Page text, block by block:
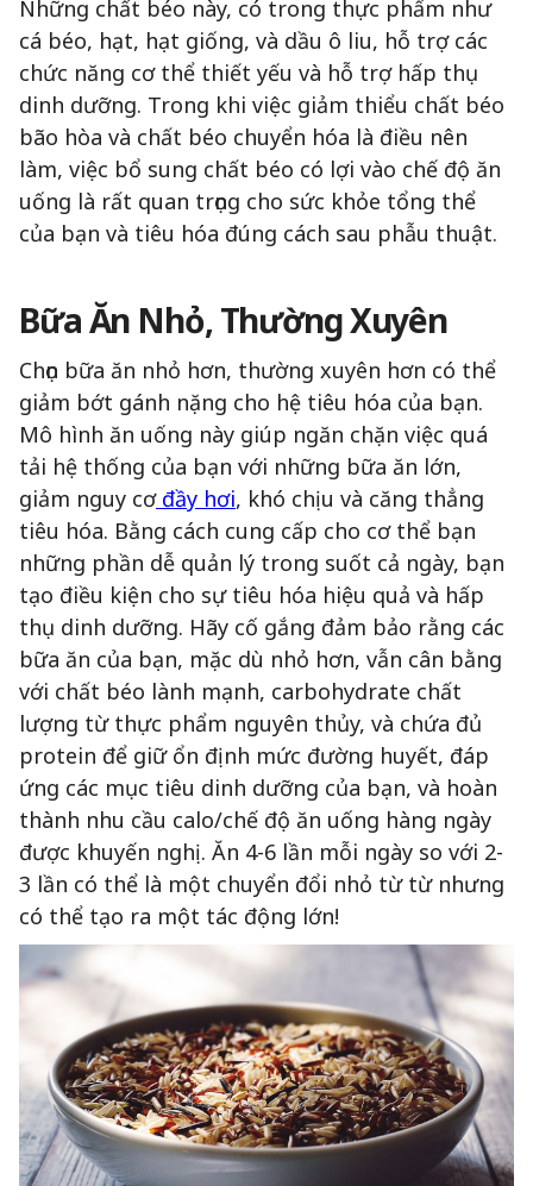
Những chất béo này, có trong thực phẩm như
cá béo, hạt, hạt giống, và dầu ô liu, hỗ trợ các
chức năng cơ thể thiết yếu và hỗ trợ hấp thụ
dinh dưỡng. Trong khi việc giảm thiểu chất béo
bão hòa và chất béo chuyển hóa là điều nên
làm, việc bổ sung chất béo có lợi vào chế độ ăn
uống là rất quan trọng cho sức khỏe tổng thể
của bạn và tiêu hóa đúng cách sau phẫu thuật.
Bữa Ăn Nhỏ, Thường Xuyên
Chọn bữa ăn nhỏ hơn, thường xuyên hơn có thể
giảm bớt gánh nặng cho hệ tiêu hóa của bạn.
Mô hình ăn uống này giúp ngăn chặn việc quá
tải hệ thống của bạn với những bữa ăn lớn,
giảm nguy cơđầy hơi, khó chịu và căng thẳng
tiêu hóa. Bằng cách cung cấp cho cơ thể bạn
những phần dễ quản lý trong suốt cả ngày, bạn
tạo điều kiện cho sự tiêu hóa hiệu quả và hấp
thụ dinh dưỡng. Hãy cố gắng đảm bảo rằng các
bữa ăn của bạn, mặc dù nhỏ hơn, vẫn cân bằng
với chất béo lành mạnh, carbohydrate chất
lượng từ thực phẩm nguyên thủy, và chứa đủ
protein để giữ ổn định mức đường huyết, đáp
ứng các mục tiêu dinh dưỡng của bạn, và hoàn
thành nhu cầu calo/chế độ ăn uống hàng ngày
được khuyến nghị. Ăn 4-6 lần mỗi ngày so với 2-
3 lần có thể là một chuyển đổi nhỏ từ từ nhưng
có thể tạo ra một tác động lớn!